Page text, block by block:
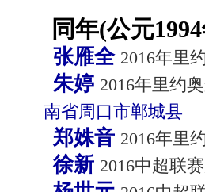
同年(公元1994
张雁全 2016年里
朱婷 2016年里约
南省周口市郸城县
郑姝音 2016年里
徐新 2016中超联